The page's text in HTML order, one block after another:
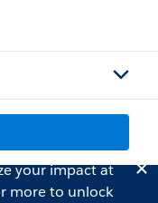
your impact at
more to unlock